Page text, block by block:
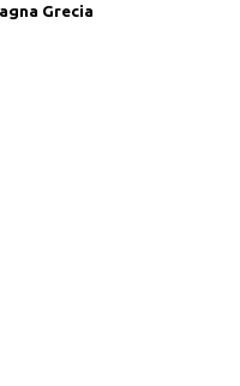
Grecia